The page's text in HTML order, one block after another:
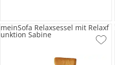
meinSofa Relaxsessel mit Relaxf
unktion Sabine